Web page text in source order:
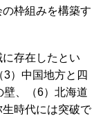
枠組みを構築す
存在したとい
3）中国地方と四
壁、（6）北海道
時代には突破で